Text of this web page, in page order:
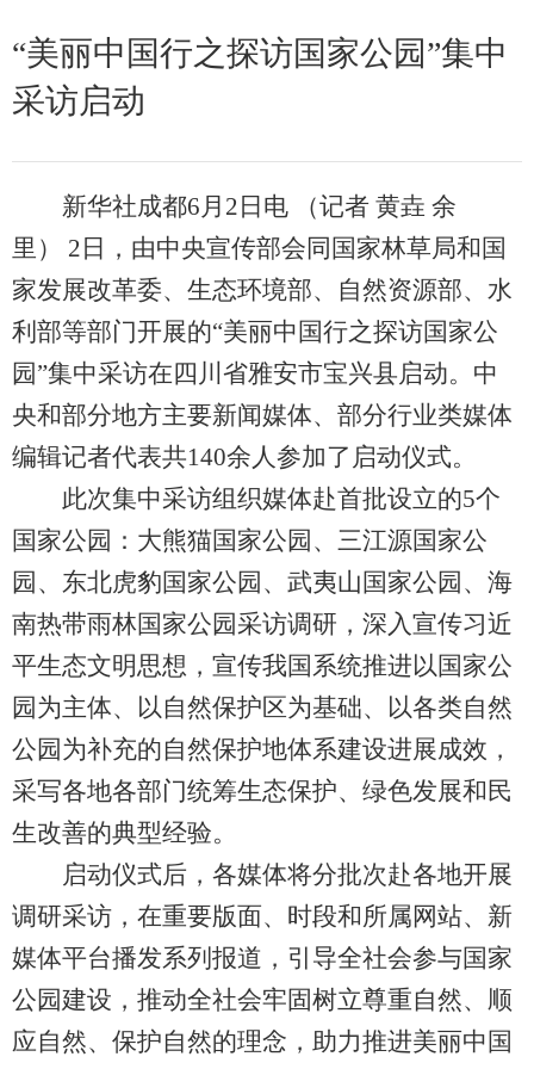
“美丽中国行之探访国家公园”集中
采访启动
新华社成都6月2日电 （记者 黄垚 余
里） 2日，由中央宣传部会同国家林草局和国
家发展改革委、生态环境部、自然资源部、水
利部等部门开展的“美丽中国行之探访国家公
园”集中采访在四川省雅安市宝兴县启动。中
央和部分地方主要新闻媒体、部分行业类媒体
编辑记者代表共140余人参加了启动仪式。
此次集中采访组织媒体赴首批设立的5个
国家公园：大熊猫国家公园、三江源国家公
园、东北虎豹国家公园、武夷山国家公园、海
南热带雨林国家公园采访调研，深入宣传习近
平生态文明思想，宣传我国系统推进以国家公
园为主体、以自然保护区为基础、以各类自然
公园为补充的自然保护地体系建设进展成效，
采写各地各部门统筹生态保护、绿色发展和民
生改善的典型经验。
启动仪式后，各媒体将分批次赴各地开展
调研采访，在重要版面、时段和所属网站、新
媒体平台播发系列报道，引导全社会参与国家
公园建设，推动全社会牢固树立尊重自然、顺
应自然、保护自然的理念，助力推进美丽中国